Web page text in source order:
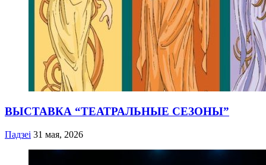
ВЫСТАВКА “ТЕАТРАЛЬНЫЕ СЕЗОНЫ”
Падзеі 31 мая, 2026